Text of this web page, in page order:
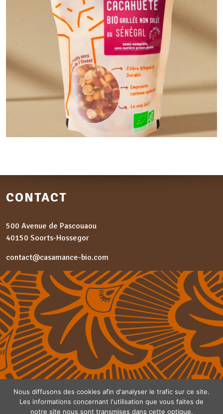
CONTACT
500 Avenue de Pascouaou
40150 Soorts-Hossegor
contact@casamance-bio.com
Nous diffusons des cookies afin d'analyser le trafic sur ce site.
Les informations concernant l'utilisation que vous faites de
notre site nous sont transmises dans cette optique.